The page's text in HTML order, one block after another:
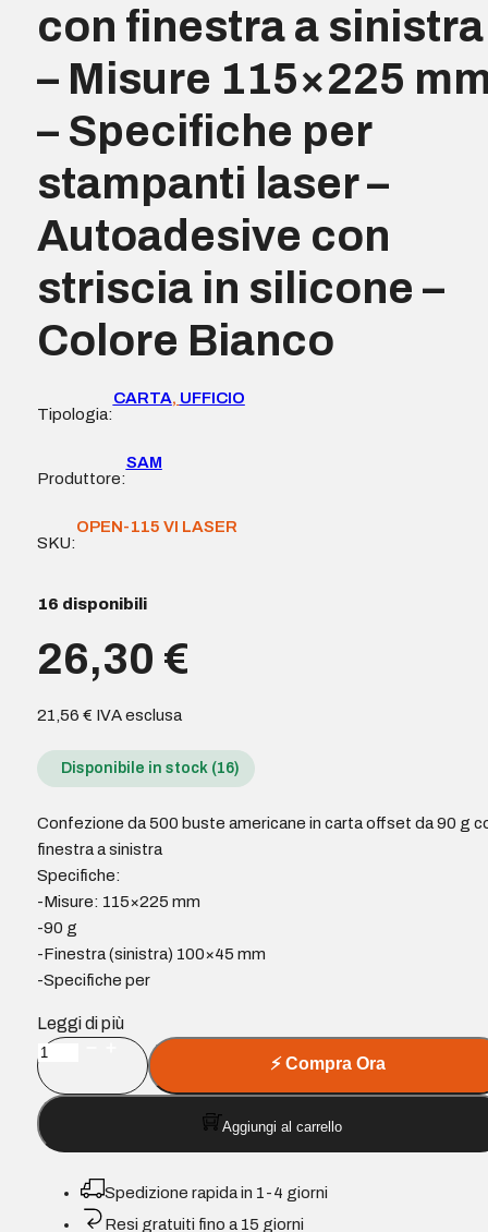
con finestra a sinistra
– Misure 115×225
– Specifiche per
stampanti laser –
Autoadesive con
striscia in silicone –
Colore Bianco
Tipologia:
CARTA, UFFICIO
Produttore:
SAM
SKU:
OPEN-115 VI LASER
16 disponibili
26,30 €
21,56 € IVA esclusa
Disponibile in stock (16)
Confezione da 500 buste americane in carta offset da 90 g
finestra a sinistra
Specifiche:
-Misure: 115×225 mm
-90 g
-Finestra (sinistra) 100×45 mm
-Specifiche per
Leggi di più
Sam
Confezione
da
500
buste
americane
⚡Compra Ora
Aggiungi al carrello
Spedizione rapida in 1-4 giorni
Resi gratuiti fino a 15 giorni